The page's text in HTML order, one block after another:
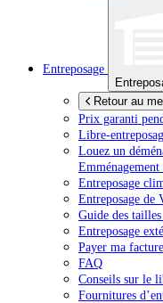
Entreposage
Retour au
Prix garanti
Libre-
Louez un
Entreposage
Entreposage de
Guide des
Entreposage
Payer ma
FAQ
Conseils sur le
Fournitures